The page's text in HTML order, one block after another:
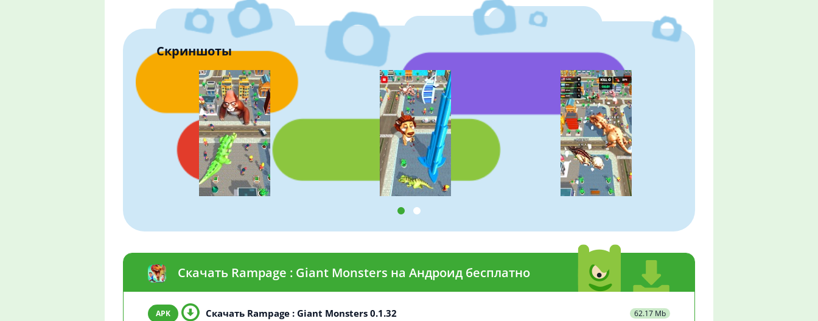
Скриншоты
Скачать Rampage : Giant Monsters на Андроид бесплатно
Скачать Rampage : Giant Monsters 0.1.32 62.17 Mb